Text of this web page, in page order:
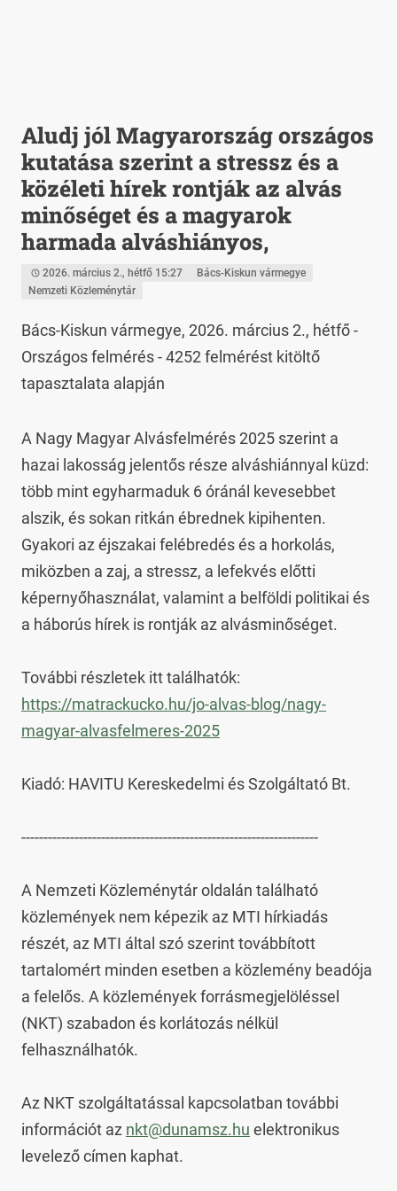
Aludj jól Magyarország országos
kutatása szerint a stressz és a
közéleti hírek rontják az alvás
minőséget és a magyarok
harmada alváshiányos,
2026. március 2., hétfő 15:27
Bács-Kiskun vármegye
Nemzeti Közleménytár
Bács-Kiskun vármegye, 2026. március 2., hétfő -
Országos felmérés - 4252 felmérést kitöltő
tapasztalata alapján
A Nagy Magyar Alvásfelmérés 2025 szerint a
hazai lakosság jelentős része alváshiánnyal küzd:
több mint egyharmaduk 6 óránál kevesebbet
alszik, és sokan ritkán ébrednek kipihenten.
Gyakori az éjszakai felébredés és a horkolás,
miközben a zaj, a stressz, a lefekvés előtti
képernyőhasználat, valamint a belföldi politikai és
a háborús hírek is rontják az alvásminőséget.
https://matrackucko.hu/jo-alvas-blog/nagy-
magyar-alvasfelmeres-2025
Kiadó: HAVITU Kereskedelmi és Szolgáltató Bt.
-------------------------------------------------------------------
A Nemzeti Közleménytár oldalán található
közlemények nem képezik az MTI hírkiadás
részét, az MTI által szó szerint továbbított
tartalomért minden esetben a közlemény beadója
a felelős. A közlemények forrásmegjelöléssel
(NKT) szabadon és korlátozás nélkül
felhasználhatók.
Az NKT szolgáltatással kapcsolatban további
információt az nkt@dunamsz.hu elektronikus
levelező címen kaphat.